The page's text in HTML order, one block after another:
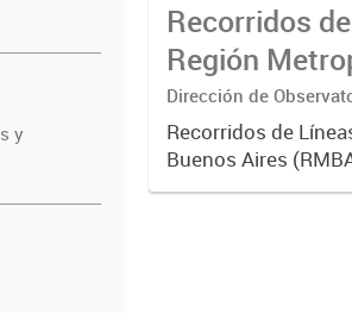
y
Recorridos
Región
(RMBA)
Dirección de
Recorridos de
Buenos Aires